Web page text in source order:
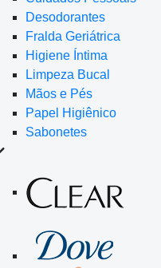
Desodorantes
Fralda Geriátrica
Higiene Íntima
Limpeza Bucal
Mãos e Pés
Papel Higiênico
Sabonetes